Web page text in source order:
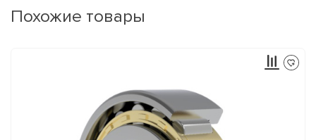
Похожие товары